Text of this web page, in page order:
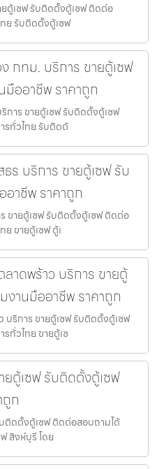
ยตู้เซฟ รับติดตั้งตู้เซฟ ติดต่อ
ย รับติดตั้งตู้เซฟ
กทม. บริการ ขายตู้เซฟ
ออาชีพ ราคาถูก
การ ขายตู้เซฟ รับติดตั้งตู้เซฟ
รทั่วไทย รับติดตั
ร บริการ ขายตู้เซฟ รับ
าชีพ ราคาถูก
ขายตู้เซฟ รับติดตั้งตู้เซฟ ติดต่อ
ขายตู้เซฟ ตู้เ
ลาดพร้าว บริการ ขายตู้
านมืออาชีพ ราคาถูก
บริการ ขายตู้เซฟ รับติดตั้งตู้เซฟ
ทั่วไทย ขายตู้เซ
ยตู้เซฟ รับติดตั้งตู้เซฟ
ก
ติดตั้งตู้เซฟ ติดต่อสอบถามได้
สิงห์บุรี โดย